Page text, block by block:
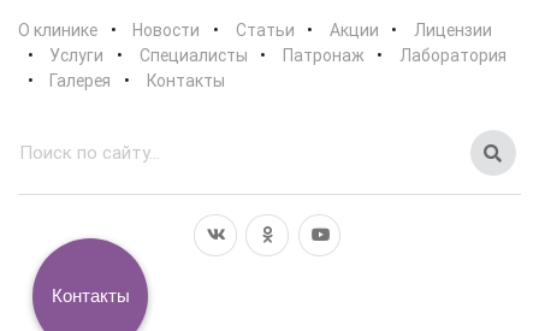
О клинике Новости Статьи Акции
Лицензии
Услуги
Специалисты Патронаж
Лаборатория
Галерея
Контакты
Контакты